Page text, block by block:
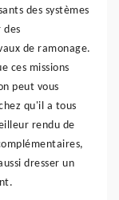
des systèmes
des
de ramonage.
ces missions
peut vous
qu'il a tous
rendu de
dresser un